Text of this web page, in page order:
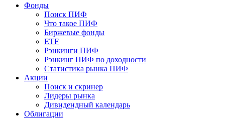
Фонды
Поиск ПИФ
Что такое ПИФ
Биржевые фонды
ETF
Рэнкинги ПИФ
Рэнкинг ПИФ по доходности
Статистика рынка ПИФ
Акции
Поиск и скринер
Лидеры рынка
Дивидендный календарь
Облигации